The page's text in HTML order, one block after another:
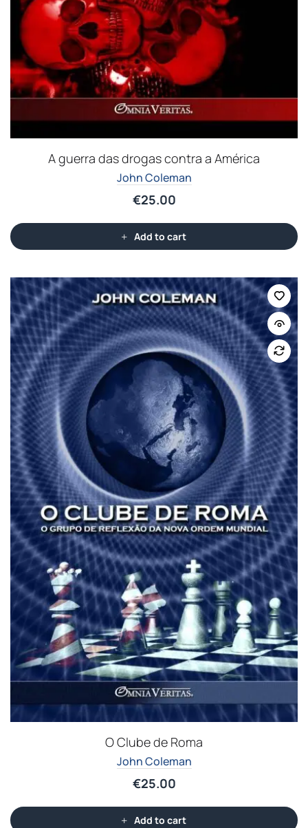
A guerra das drogas contra a América
John Coleman
€25.00
Add to cart
O Clube de Roma
John Coleman
€25.00
Add to cart